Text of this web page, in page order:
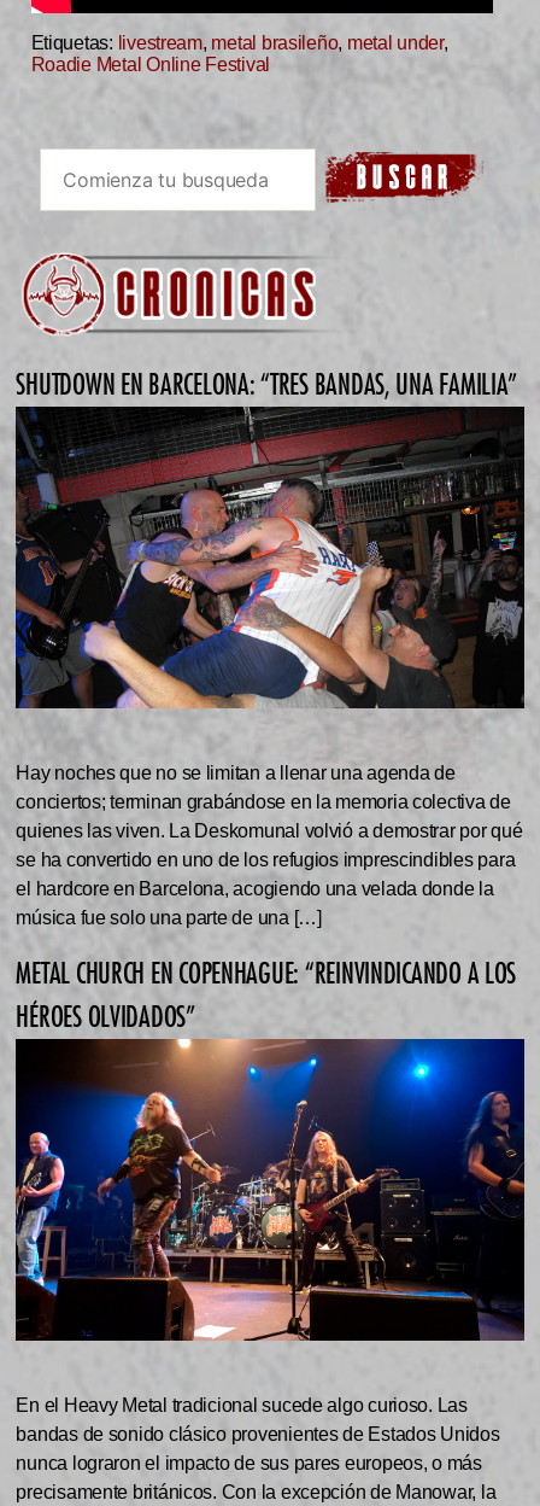
Etiquetas: livestream, metal brasileño, metal under,
Roadie Metal Online Festival
SHUTDOWN EN BARCELONA: “TRES BANDAS, UNA FAMILIA”
Hay noches que no se limitan a llenar una agenda de
conciertos; terminan grabándose en la memoria colectiva de
quienes las viven. La Deskomunal volvió a demostrar por qué
se ha convertido en uno de los refugios imprescindibles para
el hardcore en Barcelona, acogiendo una velada donde la
música fue solo una parte de una […]
METAL CHURCH EN COPENHAGUE: “REINVINDICANDO A LOS
HÉROES OLVIDADOS”
En el Heavy Metal tradicional sucede algo curioso. Las
bandas de sonido clásico provenientes de Estados Unidos
nunca lograron el impacto de sus pares europeos, o más
precisamente británicos. Con la excepción de Manowar, la